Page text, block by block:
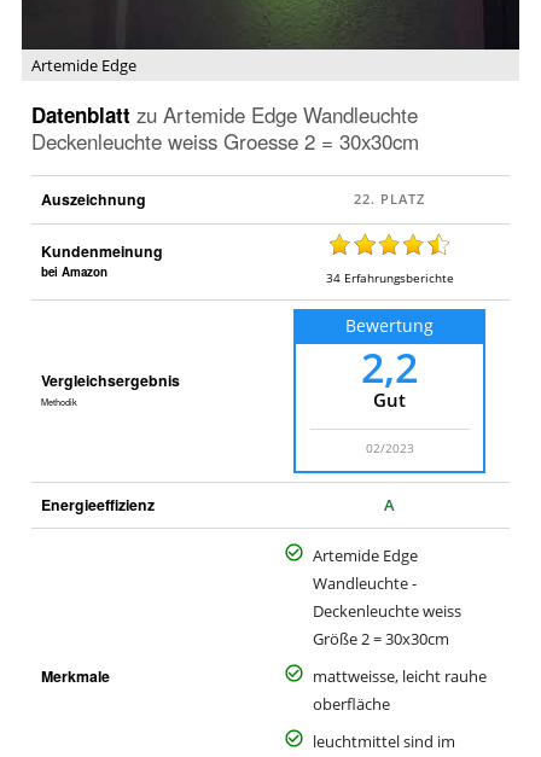
Artemide Edge
Datenblatt zu Artemide Edge Wandleuchte
Deckenleuchte weiss Groesse 2 = 30x30cm
Auszeichnung
Kundenmeinung
bei Amazon 34 Erfahrungsberichte
Vergleichsergebnis
Methodik
Bewertung
2,2
Gut
02/2023
Energieeffizienz A
Merkmale
Artemide Edge
Wandleuchte -
Deckenleuchte weiss
Größe 2 = 30x30cm
mattweisse, leicht rauhe
oberfläche
leuchtmittel sind im